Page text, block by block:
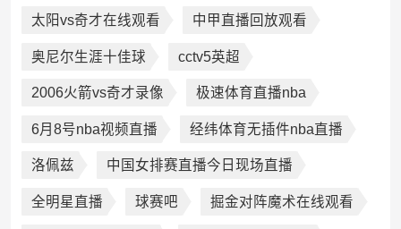
太阳vs奇才在线观看 中甲直播回放观看
奥尼尔生涯十佳球 cctv5英超
2006火箭vs奇才录像 极速体育直播nba
6月8号nba视频直播 经纬体育无插件nba直播
洛佩兹 中国女排赛直播今日现场直播
全明星直播 球赛吧 掘金对阵魔术在线观看